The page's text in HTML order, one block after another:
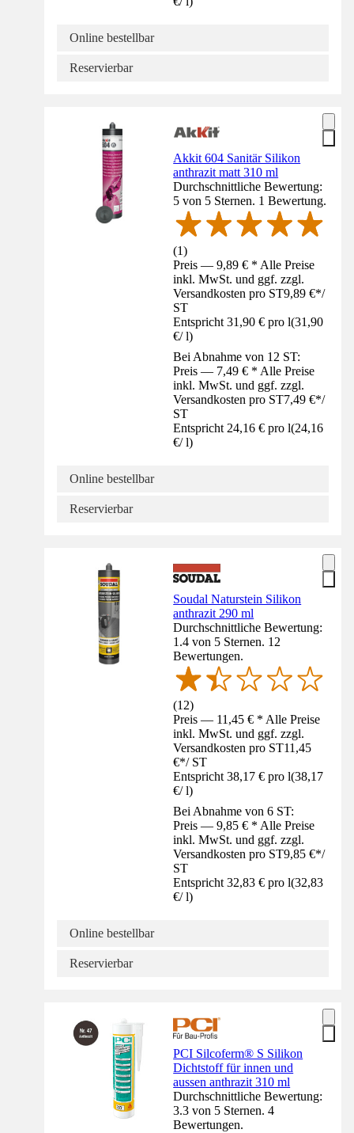
Online bestellbar
Reservierbar
Akkit 604 Sanitär Silikon
anthrazit matt 310 ml
Durchschnittliche Bewertung:
5 von 5 Sternen. 1 Bewertung.
(1)
Preis — 9,89 € * Alle Preise
inkl. MwSt. und ggf. zzgl.
Versandkosten pro ST9,89 €*/
ST
Entspricht 31,90 € pro l(31,90
€/ l)
Bei Abnahme von 12 ST:
Preis — 7,49 € * Alle Preise
inkl. MwSt. und ggf. zzgl.
Versandkosten pro ST7,49 €*/
ST
Entspricht 24,16 € pro l(24,16
€/ l)
Online bestellbar
Reservierbar
Soudal Naturstein Silikon
anthrazit 290 ml
Durchschnittliche Bewertung:
1.4 von 5 Sternen. 12
Bewertungen.
(12)
Preis — 11,45 € * Alle Preise
inkl. MwSt. und ggf. zzgl.
Versandkosten pro ST11,45
€*/ ST
Entspricht 38,17 € pro l(38,17
€/ l)
Bei Abnahme von 6 ST:
Preis — 9,85 € * Alle Preise
inkl. MwSt. und ggf. zzgl.
Versandkosten pro ST9,85 €*/
ST
Entspricht 32,83 € pro l(32,83
€/ l)
Online bestellbar
Reservierbar
PCI Silcoferm® S Silikon
Dichtstoff für innen und
aussen anthrazit 310 ml
Durchschnittliche Bewertung:
3.3 von 5 Sternen. 4
Bewertungen.